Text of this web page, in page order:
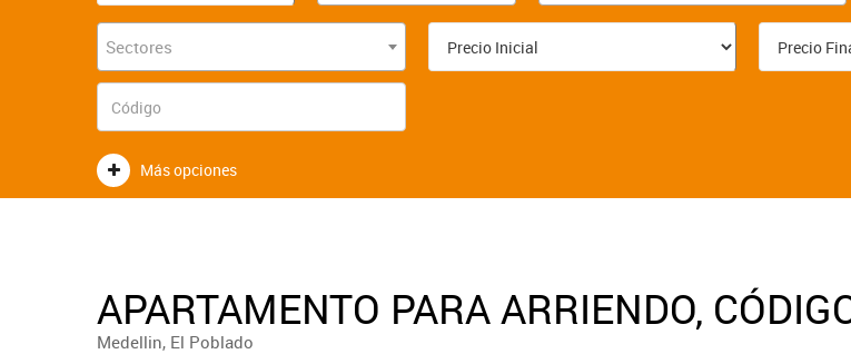
Sectores
Más opciones
APARTAMENTO PARA ARRIENDO,
Medellin, El Poblado